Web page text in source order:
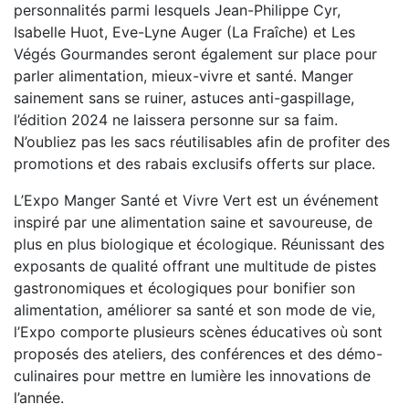
personnalités parmi lesquels Jean-Philippe Cyr,
Isabelle Huot, Eve-Lyne Auger (La Fraîche) et Les
Végés Gourmandes seront également sur place pour
parler alimentation, mieux-vivre et santé. Manger
sainement sans se ruiner, astuces anti-gaspillage,
l’édition 2024 ne laissera personne sur sa faim.
N’oubliez pas les sacs réutilisables afin de profiter des
promotions et des rabais exclusifs offerts sur place.
L’Expo Manger Santé et Vivre Vert est un événement
inspiré par une alimentation saine et savoureuse, de
plus en plus biologique et écologique. Réunissant des
exposants de qualité offrant une multitude de pistes
gastronomiques et écologiques pour bonifier son
alimentation, améliorer sa santé et son mode de vie,
l’Expo comporte plusieurs scènes éducatives où sont
proposés des ateliers, des conférences et des démo-
culinaires pour mettre en lumière les innovations de
l’année.